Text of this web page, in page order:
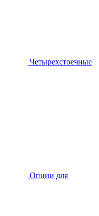
Четырехстоечные
Опции для